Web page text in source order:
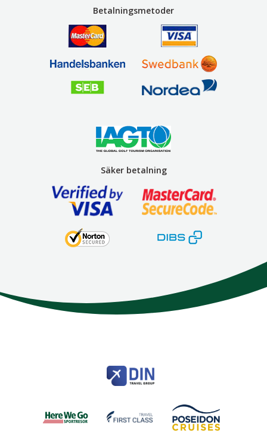
Betalningsmetoder
Säker betalning
235 39
Telefon040 45 63 50
| ©2026
Org nr 5565262721
Sajtkarta